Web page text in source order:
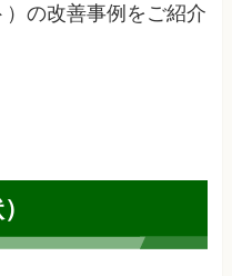
の改善事例をご紹介